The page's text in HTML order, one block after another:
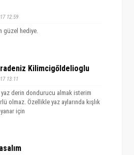
12:59
güzel hediye.
Kilimcigőldelioglu
13:11
yaz derin dondurucu almak isterim
olmaz. Özellikle yaz aylarında kışlık
için